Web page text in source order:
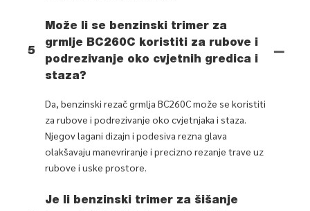
5
Može li se benzinski trimer za
grmlje BC260C koristiti za rubove i
podrezivanje oko cvjetnih gredica i
staza?
Da, benzinski rezač grmlja BC260C može se koristiti
za rubove i podrezivanje oko cvjetnjaka i staza.
Njegov lagani dizajn i podesiva rezna glava
olakšavaju manevriranje i precizno rezanje trave uz
rubove i uske prostore.
Je li benzinski trimer za šišanje